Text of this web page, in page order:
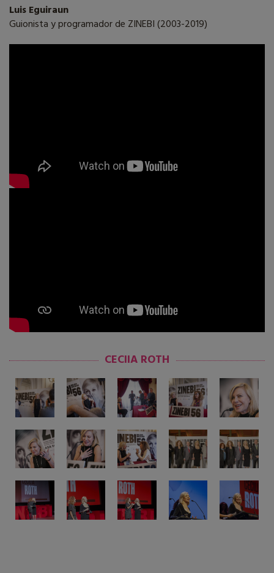
Luis Eguiraun
Guionista y programador de ZINEBI (2003-2019)
CECIIA ROTH